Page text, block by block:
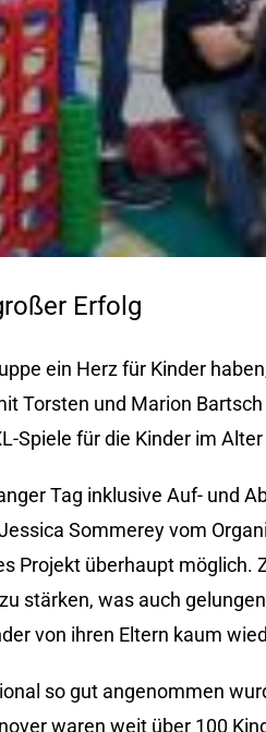
Erfolg
ein Herz für Kinder
Torsten und Marion
Spiele für die Kinder im
Tag inklusive Auf- und
Sommerey vom
Projekt überhaupt
stärken, was auch
von ihren Eltern kaum
so gut angenommen
waren weit über 100